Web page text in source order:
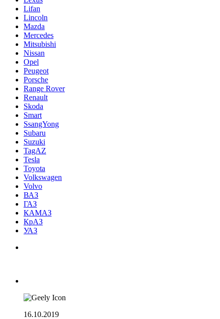
Lifan
Lincoln
Mazda
Mercedes
Mitsubishi
Nissan
Opel
Peugeot
Porsche
Range Rover
Renault
Skoda
Smart
SsangYong
Subaru
Suzuki
TagAZ
Tesla
Toyota
Volkswagen
Volvo
ВАЗ
ГАЗ
КАМАЗ
КрАЗ
УАЗ
16.10.2019